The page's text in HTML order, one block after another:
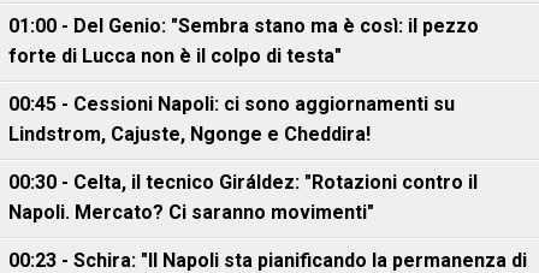
01:00 - Del Genio: "Sembra stano ma è così: il pezzo
forte di Lucca non è il colpo di testa"
00:45 - Cessioni Napoli: ci sono aggiornamenti su
Lindstrom, Cajuste, Ngonge e Cheddira!
00:30 - Celta, il tecnico Giráldez: "Rotazioni contro il
Napoli. Mercato? Ci saranno movimenti"
00:23 - Schira: "Il Napoli sta pianificando la permanenza di